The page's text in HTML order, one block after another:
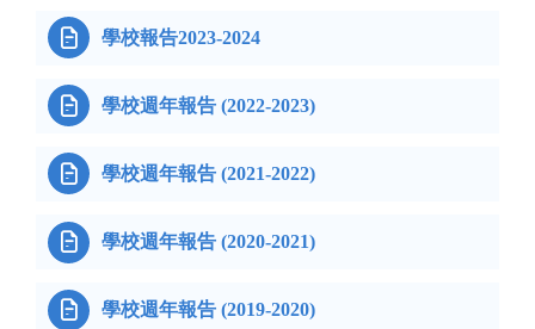
 學校報告2023-2024
 學校週年報告 (2022-2023)
 學校週年報告 (2021-2022)
 學校週年報告 (2020-2021)
 學校週年報告 (2019-2020)